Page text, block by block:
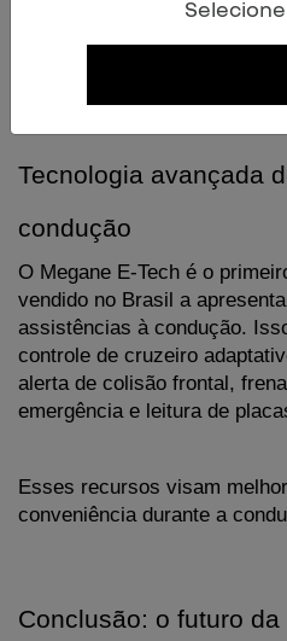
ser realizado em apenas 36
de 130 kW, enquanto o
hora e cinquenta minutos
Tecnologia avançada
condução
O Megane E-Tech é o
vendido no Brasil a
assistências à condução.
controle de cruzeiro
alerta de colisão frontal,
emergência e leitura de
Esses recursos visam
conveniência durante a
Conclusão: o futuro